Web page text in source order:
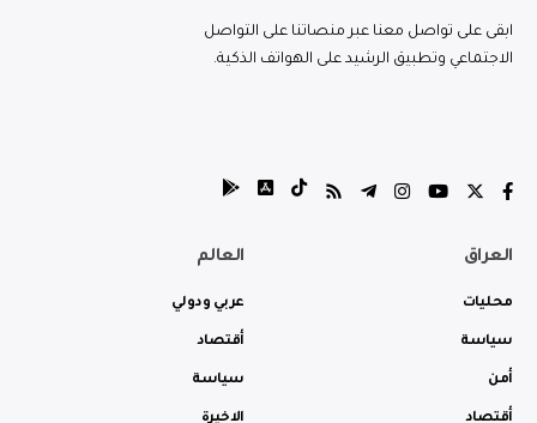
ابقى على تواصل معنا عبر منصاتنا على التواصل
الاجتماعي وتطبيق الرشيد على الهواتف الذكية.
العراق
محليات
سياسة
أمن
أقتصاد
العالم
عربي ودولي
أقتصاد
سياسة
الاخيرة